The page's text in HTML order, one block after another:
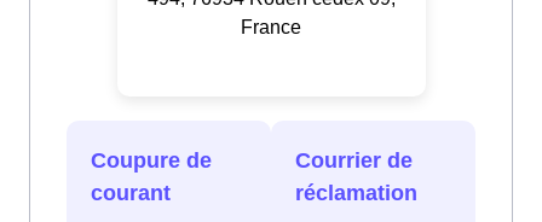
France
Coupure de
courant
Courrier de
réclamation